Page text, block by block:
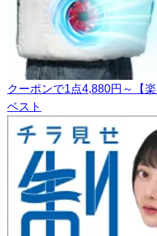
クーポンで1点4,880円～【
ベスト